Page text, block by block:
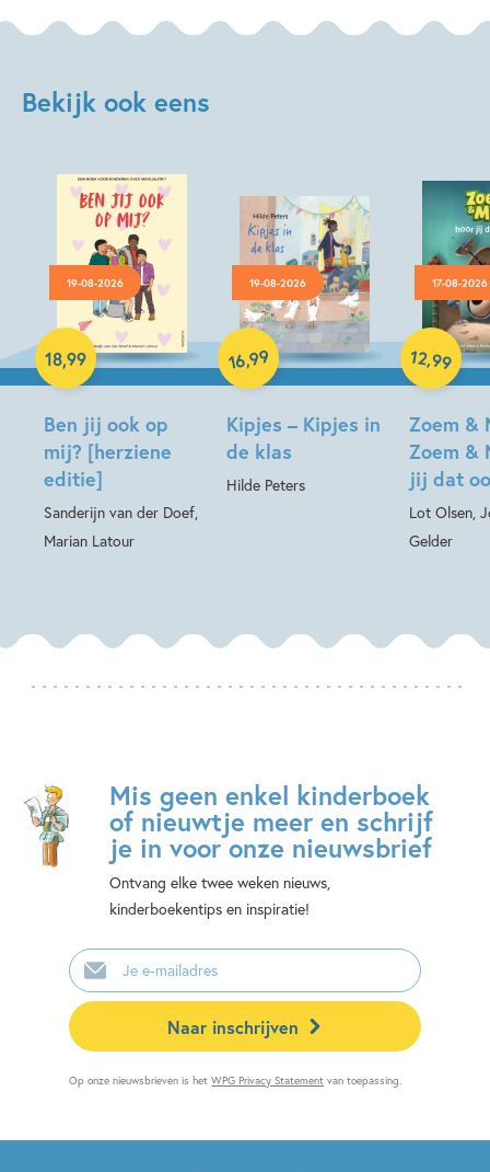
Bekijk ook eens
19-08-2026
Ben jij ook op
mij? [herziene
editie]
Sanderijn van der Doef,
Marian Latour
18,99
Hardcover
19-08-2026
Kipjes – Kipjes in
de klas
Hilde Peters
16,99
Hardcover
17-08-2026
Zoem &
Zoem &
jij dat
Lot Olsen,
Gelder
12,99
Hardcover
Mis geen enkel kinderboek
of nieuwtje meer en schrijf
je in voor onze nieuwsbrief
Ontvang elke twee weken nieuws,
kinderboekentips en inspiratie!
E-
mailadres
Naar inschrijven
Op onze nieuwsbrieven is hetWPG Privacy Statement van toepassing.